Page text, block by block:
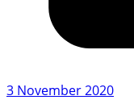
3 November 2020